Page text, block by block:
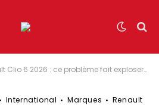
2026 : ce problème fait exploser la consommation, Renault prépare un correctif
International Marques Renault